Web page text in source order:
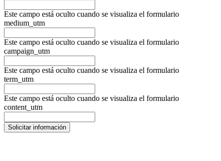
Este campo está oculto cuando se visualiza el formulario
medium_utm
Este campo está oculto cuando se visualiza el formulario
campaign_utm
Este campo está oculto cuando se visualiza el formulario
term_utm
Este campo está oculto cuando se visualiza el formulario
content_utm